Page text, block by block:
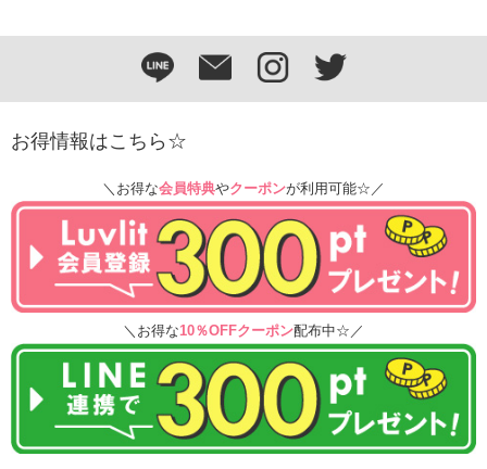
お得情報はこちら☆
＼お得な会員特典やクーポンが利用可能☆／
＼お得な10％OFFクーポン配布中☆／